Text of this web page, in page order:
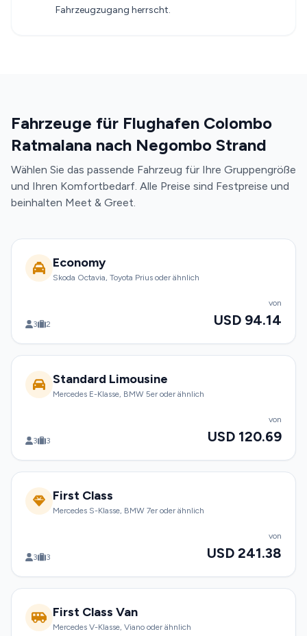
Fahrzeugzugang herrscht.
Fahrzeuge für Flughafen Colombo
Ratmalana nach Negombo Strand
Wählen Sie das passende Fahrzeug für Ihre Gruppengröße
und Ihren Komfortbedarf. Alle Preise sind Festpreise und
beinhalten Meet & Greet.
Economy
Skoda Octavia, Toyota Prius oder ähnlich
3 2
von
USD 94.14
Standard Limousine
Mercedes E-Klasse, BMW 5er oder ähnlich
3 3
von
USD 120.69
First Class
Mercedes S-Klasse, BMW 7er oder ähnlich
3 3
von
USD 241.38
First Class Van
Mercedes V-Klasse, Viano oder ähnlich